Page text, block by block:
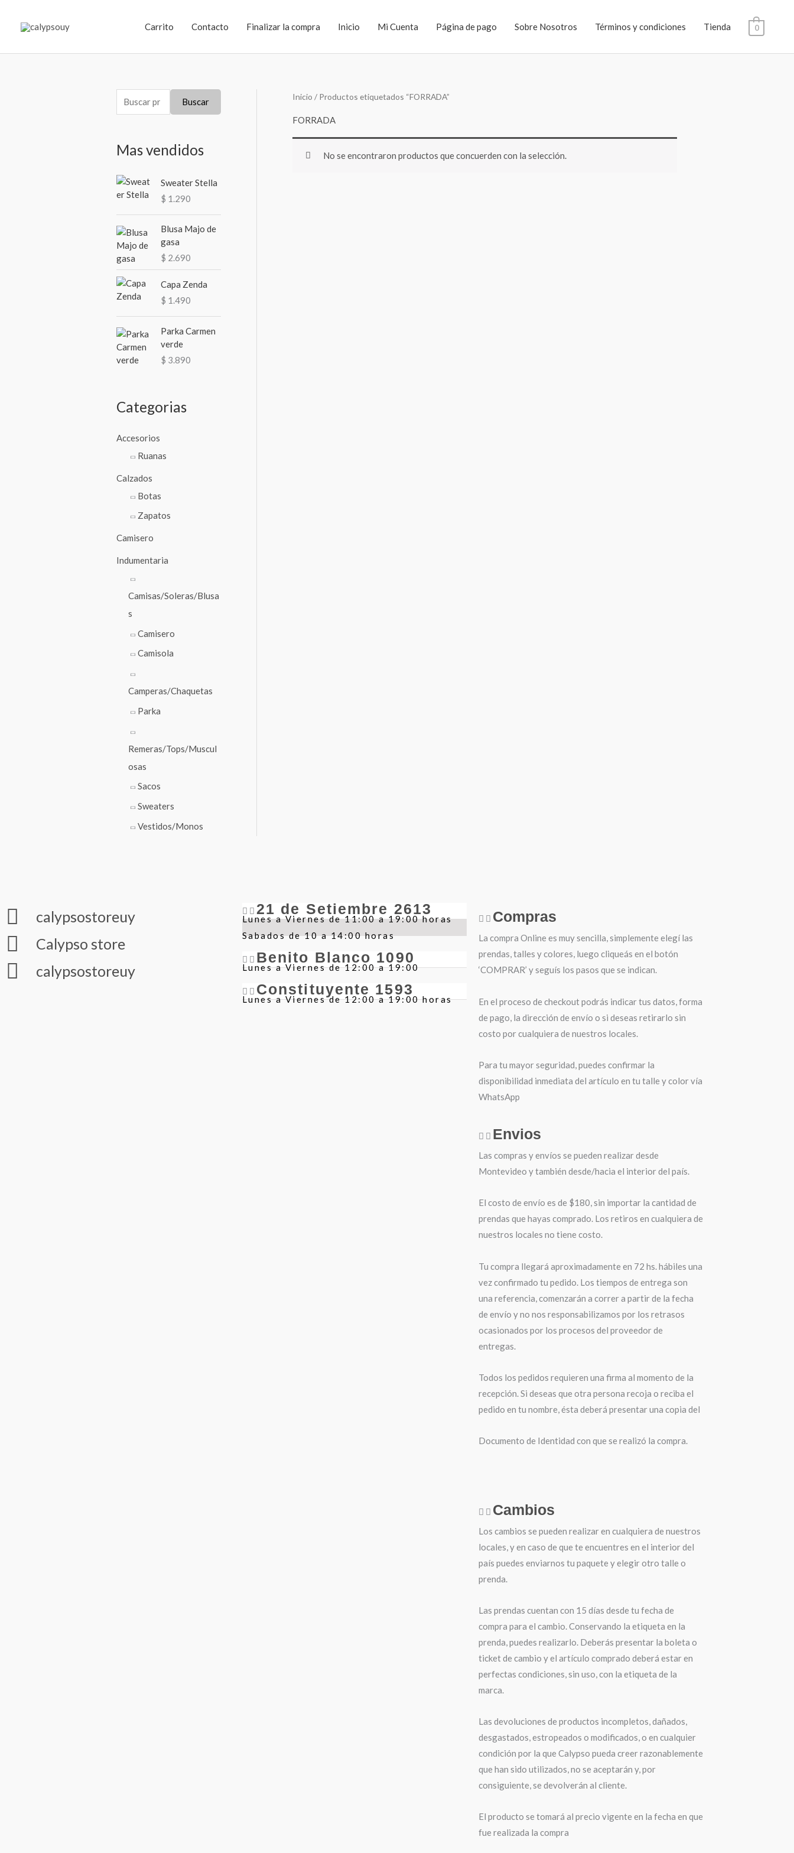
Carrito Contacto Finalizar la compra Inicio Mi Cuenta Página de pago Sobre Nosotros Términos y condiciones Tienda 0
u
c
r
:
Buscar
Mas vendidos
Sweater Stella
$ 1.290
Blusa Majo de
gasa
$ 2.690
Capa Zenda
$ 1.490
Parka Carmen
verde
$ 3.890
Categorias
Accesorios
Ruanas
Calzados
Botas
Zapatos
Camisero
Indumentaria
Camisas/Soleras/Blusa
s
Camisero
Camisola
Camperas/Chaquetas
Parka
Remeras/Tops/Muscul
osas
Sacos
Sweaters
Vestidos/Monos
Inicio / Productos etiquetados “FORRADA”
FORRADA
No se encontraron productos que concuerden con la selección.
calypsostoreuy
Calypso store
calypsostoreuy
21 de Setiembre 2613
Lunes a Viernes de 11:00 a 19:00 horas
Sabados de 10 a 14:00 horas
Benito Blanco 1090
Lunes a Viernes de 12:00 a 19:00
Constituyente 1593
Lunes a Viernes de 12:00 a 19:00 horas
Compras
La compra Online es muy sencilla, simplemente elegí las
prendas, talles y colores, luego cliqueás en el botón
‘COMPRAR’ y seguís los pasos que se indican.
En el proceso de checkout podrás indicar tus datos, forma
de pago, la dirección de envío o si deseas retirarlo sin
costo por cualquiera de nuestros locales.
Para tu mayor seguridad, puedes confirmar la
disponibilidad inmediata del artículo en tu talle y color vía
WhatsApp
Envios
Las compras y envíos se pueden realizar desde
Montevideo y también desde/hacia el interior del país.
El costo de envío es de $180, sin importar la cantidad de
prendas que hayas comprado. Los retiros en cualquiera de
nuestros locales no tiene costo.
Tu compra llegará aproximadamente en 72 hs. hábiles una
vez confirmado tu pedido. Los tiempos de entrega son
una referencia, comenzarán a correr a partir de la fecha
de envío y no nos responsabilizamos por los retrasos
ocasionados por los procesos del proveedor de
entregas.
Todos los pedidos requieren una firma al momento de la
recepción. Si deseas que otra persona recoja o reciba el
pedido en tu nombre, ésta deberá presentar una copia del
Documento de Identidad con que se realizó la compra.
Cambios
Los cambios se pueden realizar en cualquiera de nuestros
locales, y en caso de que te encuentres en el interior del
país puedes enviarnos tu paquete y elegir otro talle o
prenda.
Las prendas cuentan con 15 días desde tu fecha de
compra para el cambio. Conservando la etiqueta en la
prenda, puedes realizarlo. Deberás presentar la boleta o
ticket de cambio y el artículo comprado deberá estar en
perfectas condiciones, sin uso, con la etiqueta de la
marca.
Las devoluciones de productos incompletos, dañados,
desgastados, estropeados o modificados, o en cualquier
condición por la que Calypso pueda creer razonablemente
que han sido utilizados, no se aceptarán y, por
consiguiente, se devolverán al cliente.
El producto se tomará al precio vigente en la fecha en que
fue realizada la compra